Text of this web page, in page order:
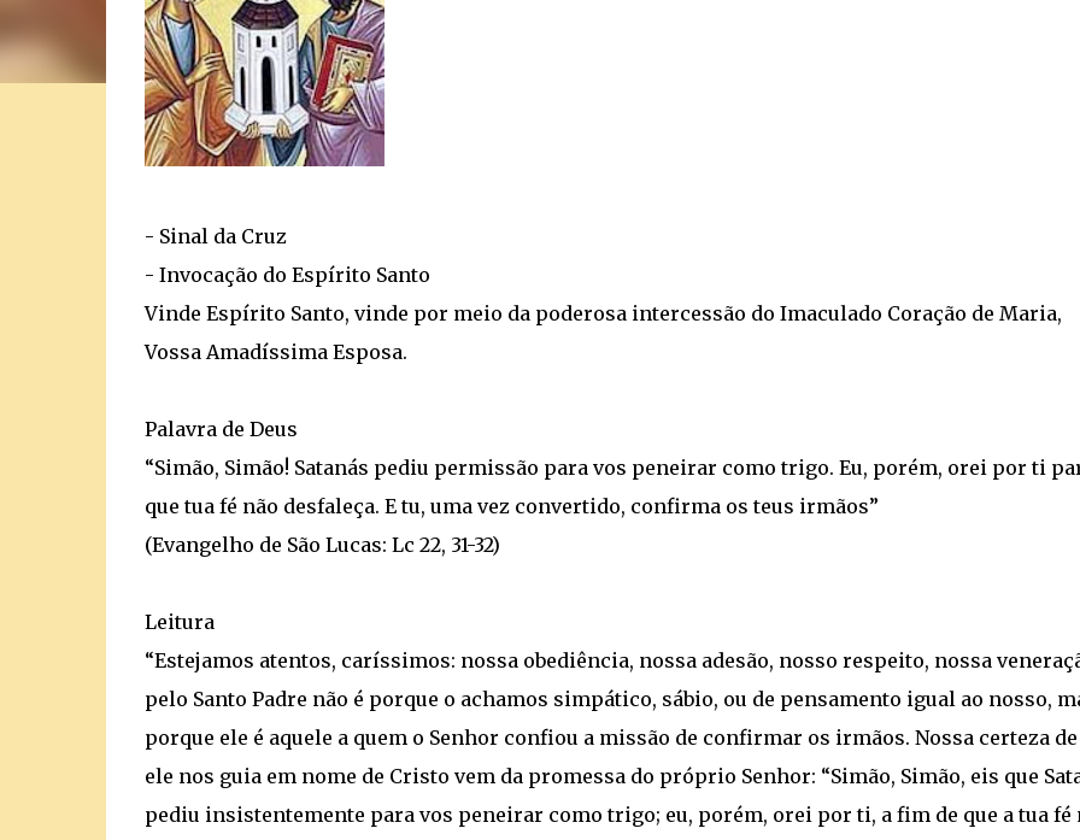
- Sinal da Cruz
- Invocação do Espírito Santo
Vinde Espírito Santo, vinde por meio da poderosa intercessão do Imaculado Coração de Maria,
Vossa Amadíssima Esposa.
Palavra de Deus
“Simão, Simão! Satanás pediu permissão para vos peneirar como trigo. Eu, porém, orei por ti
que tua fé não desfaleça. E tu, uma vez convertido, confirma os teus irmãos”
(Evangelho de São Lucas: Lc 22, 31-32)
Leitura
“Estejamos atentos, caríssimos: nossa obediência, nossa adesão, nosso respeito, nossa
pelo Santo Padre não é porque o achamos simpático, sábio, ou de pensamento igual ao nosso,
porque ele é aquele a quem o Senhor confiou a missão de confirmar os irmãos. Nossa certeza de
ele nos guia em nome de Cristo vem da promessa do próprio Senhor: “Simão, Simão, eis que
pediu insistentemente para vos peneirar como trigo; eu, porém, orei por ti, a fim de que a tua fé